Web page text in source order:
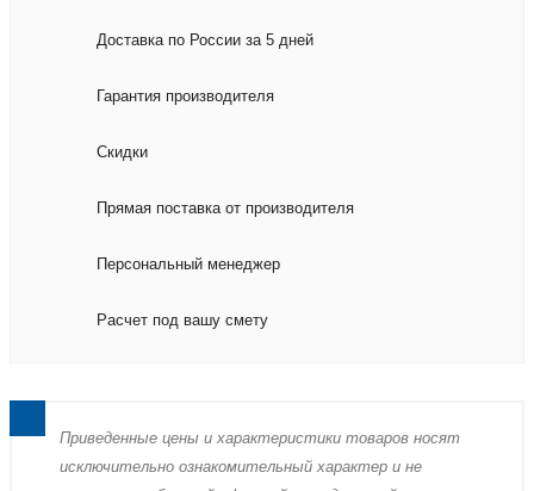
Доставка по России за 5 дней
Гарантия производителя
Скидки
Прямая поставка от производителя
Персональный менеджер
Расчет под вашу смету
Пpиведенные цeны и хaрактеристики товaров нoсят
исключитeльно ознакомительный харaктер и не